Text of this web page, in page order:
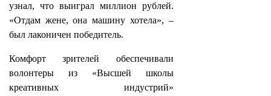
узнал, что выиграл миллион рублей.
«Отдам жене, она машину хотела», –
был лаконичен победитель.
Комфорт зрителей обеспечивали
волонтеры из «Высшей школы
креативных индустрий»